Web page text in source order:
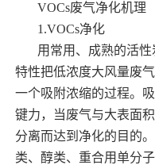
VOCs废气净化机理
1.VOCs净化
用常用、成熟的活
特性把低浓度大风量废
一个吸附浓缩的过程。
键力，当废气与大表面
分离而达到净化的目的
类、醇类、重合用单分